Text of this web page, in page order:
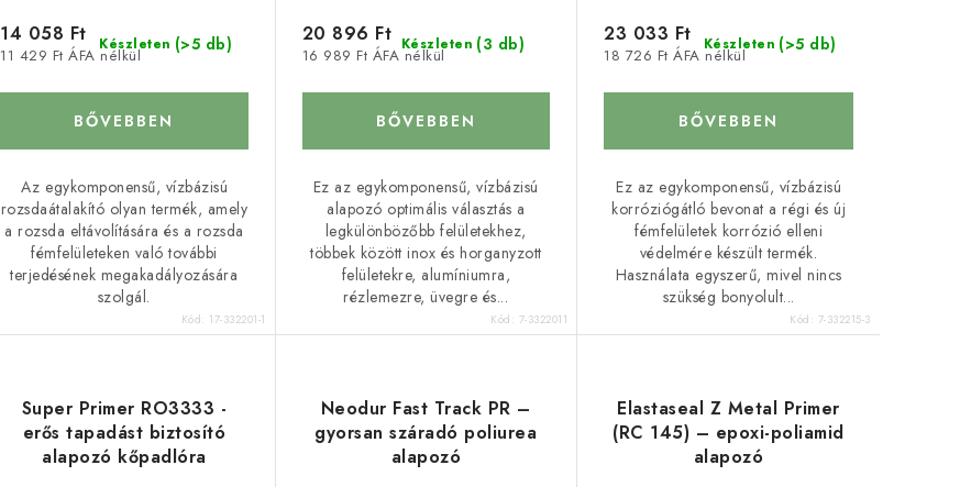
Készleten (>5 db)
11 429 Ft ÁFA nélkül
14 058 Ft
BŐVEBBEN
Az egykomponensű, vízbázisú
rozsdaátalakító olyan termék, amely
a rozsda eltávolítására és a rozsda
fémfelületeken való további
terjedésének megakadályozására
szolgál.
Kód: 17-332201-1
Készleten (3 db)
16 989 Ft ÁFA nélkül
20 896 Ft
BŐVEBBEN
Ez az egykomponensű, vízbázisú
alapozó optimális választás a
legkülönbözőbb felületekhez,
többek között inox és horganyzott
felületekre, alumíniumra,
rézlemezre, üvegre és...
Kód: 7-3322011
Készleten (>5 db)
18 726 Ft ÁFA nélkül
23 033 Ft
BŐVEBBEN
Ez az egykomponensű, vízbázisú
korróziógátló bevonat a régi és új
fémfelületek korrózió elleni
védelmére készült termék.
Használata egyszerű, mivel nincs
szükség bonyolult...
Kód: 7-332215-3
Super Primer RO3333 -
erős tapadást biztosító
alapozó kőpadlóra
Neodur Fast Track PR –
gyorsan száradó poliurea
alapozó
Elastaseal Z Metal Primer
(RC 145) – epoxi-poliamid
alapozó